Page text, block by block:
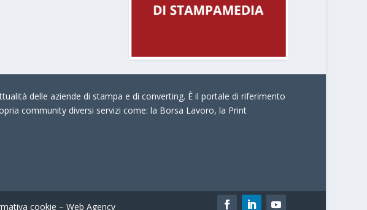
delle aziende di stampa e di converting. È il portale di riferimento
community diversi servizi come: la Borsa Lavoro, la Print
cookie – Web Agency